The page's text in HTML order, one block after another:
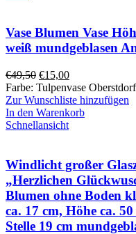
Vase Blumen Vase
weiß mundgeblasen
€49,50 €15,00
Farbe: Tulpenvase
Zur Wunschliste hinzufügen
In den Warenkorb
Schnellansicht
Windlicht großer
„Herzlichen
Blumen ohne Boden
ca. 17 cm, Höhe ca.
Stelle 19 cm